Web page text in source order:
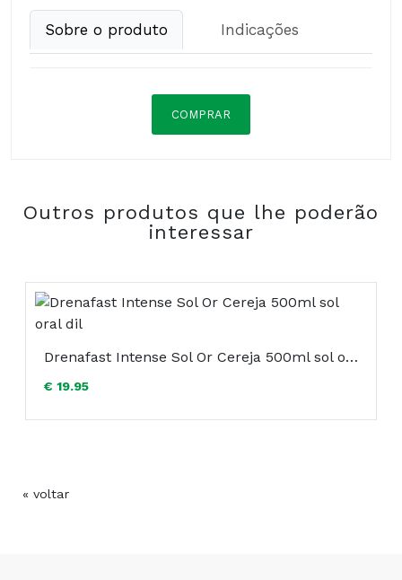
Sobre o produto Indicações
COMPRAR
COMPRAR
Outros produtos que lhe poderão
interessar
Drenafast Intense Sol Or Cereja 500ml sol oral dil
€ 19.95
« voltar